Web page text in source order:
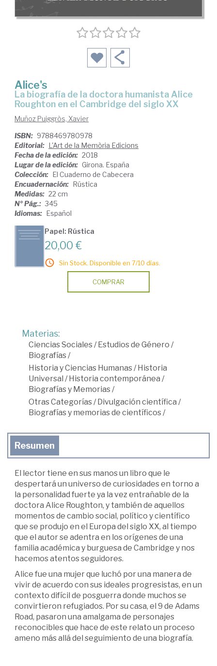
Alice's
la biografía de la doctora humanista Alice
Roughton en el Cambridge del siglo XX
Muñoz Puiggròs, Xavier
ISBN: 9788469780978
Editorial: L'Art de la Memòria Edicions
Fecha de la edición: 2018
Lugar de la edición: Girona. España
Colección: El Cuaderno de Cabecera
Encuadernación: Rústica
Medidas: 22 cm
Nº Pág.: 345
Idiomas: Español
Papel: Rústica
20,00 €
Sin Stock. Disponible en 7/10 días.
COMPRAR
Materias:
Ciencias Sociales/ Estudios de Género /
Biografías/
Historia y Ciencias Humanas/ Historia
Universal / Historia contemporánea /
Biografías y Memorias/
Otras Categorías/ Divulgación científica /
Biografías y memorias de científicos/
Resumen
El lector tiene en sus manos un libro que le
despertará un universo de curiosidades en torno a
la personalidad fuerte ya la vez entrañable de la
doctora Alice Roughton, y también de aquellos
momentos de cambio social, político y científico
que se produjo en el Europa del siglo XX, al tiempo
que el autor se adentra en los orígenes de una
familia académica y burguesa de Cambridge y nos
hacemos atentos seguidores.
Alice fue una mujer que luchó por una manera de
vivir de acuerdo con sus ideales progresistas, en un
contexto difícil de posguerra donde muchos se
convirtieron refugiados. Por su casa, el 9 de Adams
Road, pasaron una amalgama de personajes
reconocibles que hace de este relato un proceso
ameno más allá del seguimiento de una biografía.